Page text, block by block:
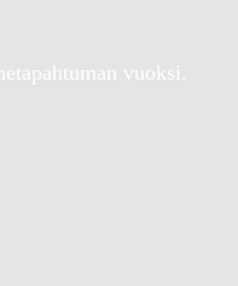
vuoksi.